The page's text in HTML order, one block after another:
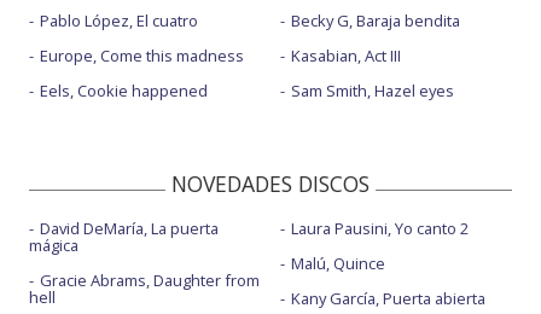
Memories- MTV VMAs 2022
Overdrive
People watching - con la letra
People watching - Live on The Today Show
Telepath - con letra
Pablo López, El cuatro
Europe, Come this madness
Eels, Cookie happened
Becky G, Baraja bendita
Kasabian, Act III
Sam Smith, Hazel eyes
NOVEDADES DISCOS
David DeMaría, La puerta
mágica
Gracie Abrams, Daughter from
hell
Laura Pausini, Yo canto 2
Malú, Quince
Kany García, Puerta abierta